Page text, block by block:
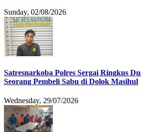
Sunday, 02/08/2026
Satresnarkoba Polres Sergai Ringkus
Seorang Pembeli Sabu di Dolok Masihul
Wednesday, 29/07/2026